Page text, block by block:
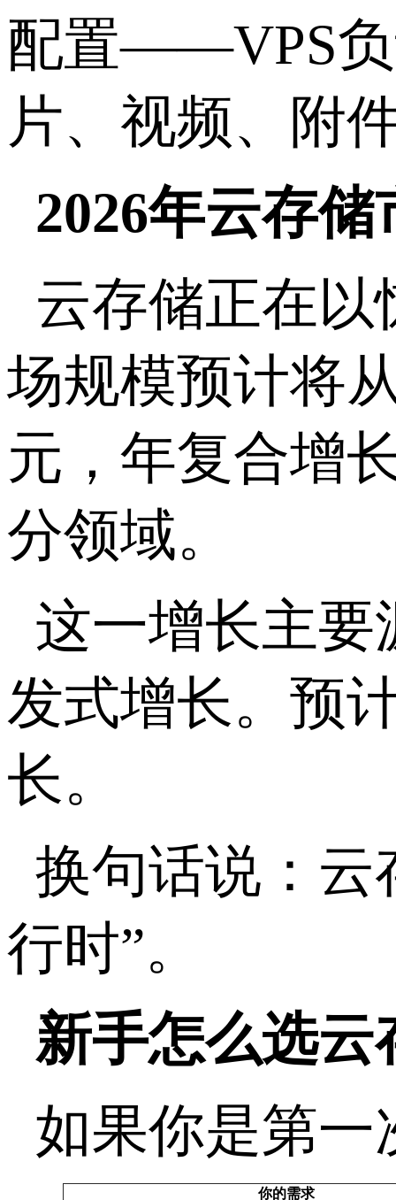
配置——VPS
片、视频、附
2026年云存储
云存储正在
场规模预计将
元，年复合增
分领域。
这一增长主要
发式增长。预
长。
换句话说：云
行时”。
新手怎么选云
如果你是第一
你的需求